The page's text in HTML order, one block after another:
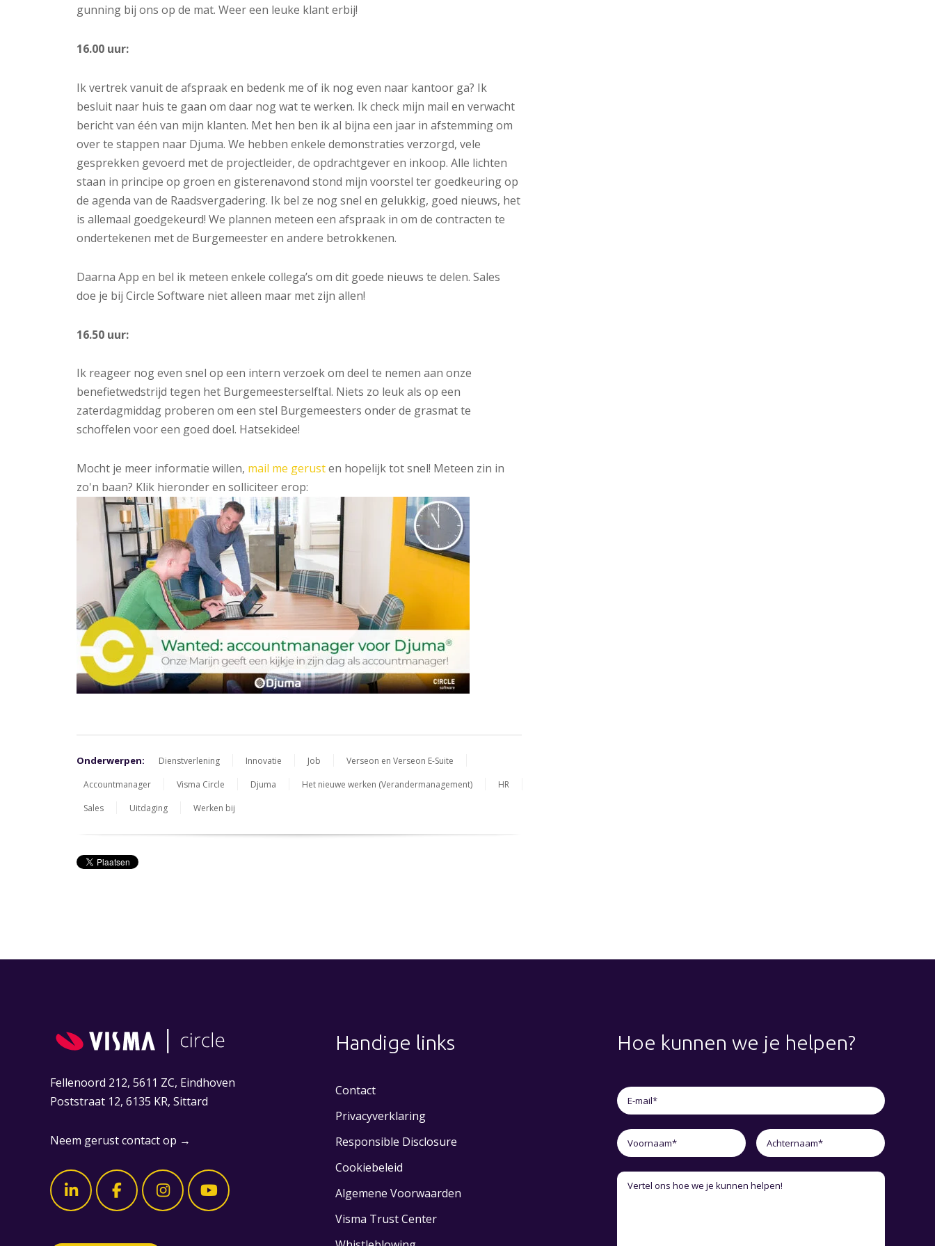
gunning bij ons op de mat. Weer een leuke klant erbij!
16.00 uur:
Ik vertrek vanuit de afspraak en bedenk me of ik nog even naar kantoor ga? Ik
besluit naar huis te gaan om daar nog wat te werken. Ik check mijn mail en verwacht
bericht van één van mijn klanten. Met hen ben ik al bijna een jaar in afstemming om
over te stappen naar Djuma. We hebben enkele demonstraties verzorgd, vele
gesprekken gevoerd met de projectleider, de opdrachtgever en inkoop. Alle lichten
staan in principe op groen en gisterenavond stond mijn voorstel ter goedkeuring op
de agenda van de Raadsvergadering. Ik bel ze nog snel en gelukkig, goed nieuws, het
is allemaal goedgekeurd! We plannen meteen een afspraak in om de contracten te
ondertekenen met de Burgemeester en andere betrokkenen.
Daarna App en bel ik meteen enkele collega’s om dit goede nieuws te delen. Sales
doe je bij Circle Software niet alleen maar met zijn allen!
16.50 uur:
Ik reageer nog even snel op een intern verzoek om deel te nemen aan onze
benefietwedstrijd tegen het Burgemeesterselftal. Niets zo leuk als op een
zaterdagmiddag proberen om een stel Burgemeesters onder de grasmat te
schoffelen voor een goed doel. Hatsekidee!
Mocht je meer informatie willen, mail me gerusten hopelijk tot snel! Meteen zin in
zo'n baan? Klik hieronder en solliciteer erop:
Onderwerpen: Dienstverlening Innovatie Job
Verseon en Verseon E-Suite
Accountmanager
Visma Circle Djuma Het nieuwe werken (Verandermanagement)
HR
Sales
Uitdaging Werken bij
Fellenoord 212, 5611 ZC, Eindhoven
Poststraat 12, 6135 KR, Sittard
Neem gerust contact op →
Handige links
Contact
Privacyverklaring
Responsible Disclosure
Cookiebeleid
Algemene Voorwaarden
Visma Trust Center
Hoe kunnen we je helpen?